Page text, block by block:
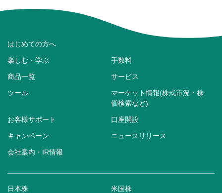
はじめての方へ
楽しむ・学ぶ 手数料
商品一覧 サービス
ツール
マーケット情報(株式市況・株
価検索など)
お客様サポート 口座開設
キャンペーン ニュースリリース
会社案内・IR情報
日本株 米国株